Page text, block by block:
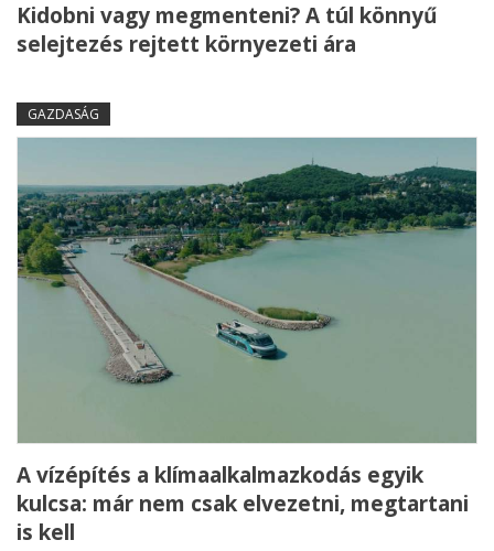
Kidobni vagy megmenteni? A túl könnyű
selejtezés rejtett környezeti ára
GAZDASÁG
A vízépítés a klímaalkalmazkodás egyik
kulcsa: már nem csak elvezetni, megtartani
is kell